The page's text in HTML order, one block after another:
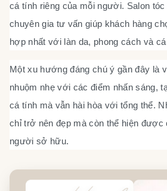
cá tính riêng của mỗi người. Salon
chuyên gia tư vấn giúp khách hàng
hợp nhất với làn da, phong cách và
Một xu hướng đáng chú ý gần đây là
nhuộm nhẹ với các điểm nhấn sáng,
cá tính mà vẫn hài hòa với tổng thể.
chỉ trở nên đẹp mà còn thể hiện được
người sở hữu.